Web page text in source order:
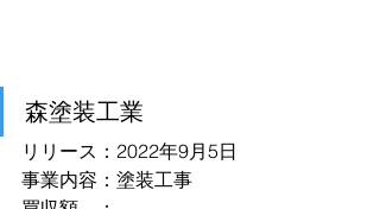
森塗装工業
リリース：2022年9月5日
事業内容：塗装工事